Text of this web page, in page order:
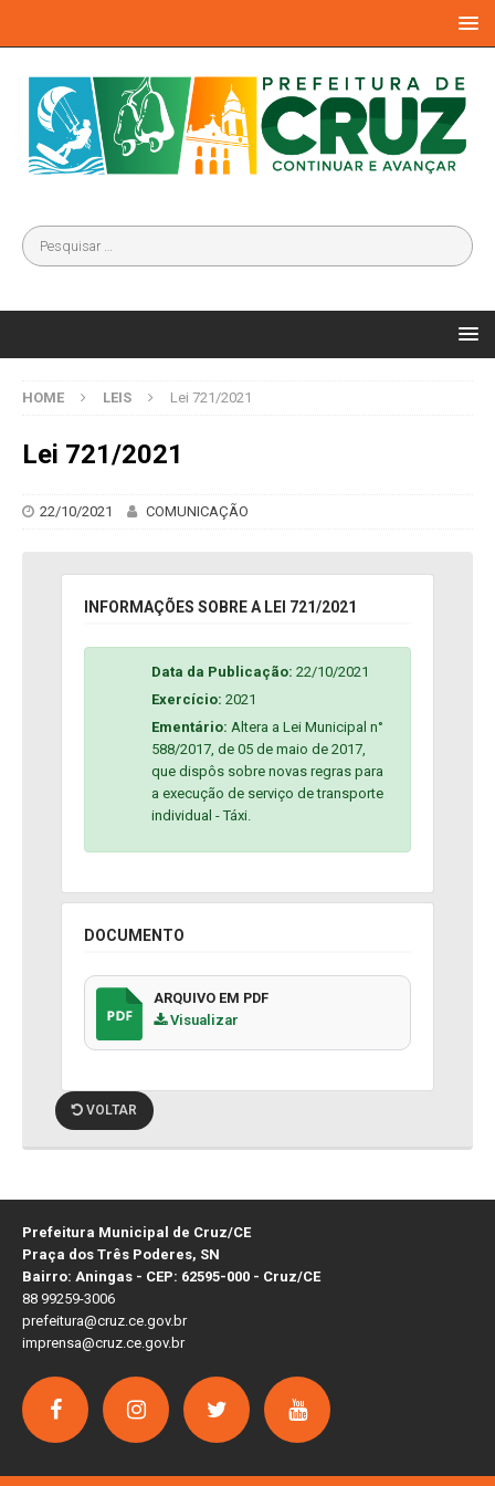
HOME LEIS Lei 721/2021
Lei 721/2021
22/10/2021 COMUNICAÇÃO
INFORMAÇÕES SOBRE A LEI 721/2021
Data da Publicação: 22/10/2021
Exercício: 2021
Ementário: Altera a Lei Municipal n°
588/2017, de 05 de maio de 2017,
que dispôs sobre novas regras para
a execução de serviço de transporte
individual - Táxi.
DOCUMENTO
ARQUIVO EM PDF
Visualizar
VOLTAR
Prefeitura Municipal de Cruz/CE
Praça dos Três Poderes, SN
Bairro: Aningas - CEP: 62595-000 - Cruz/CE
88 99259-3006
prefeitura@cruz.ce.gov.br
imprensa@cruz.ce.gov.br